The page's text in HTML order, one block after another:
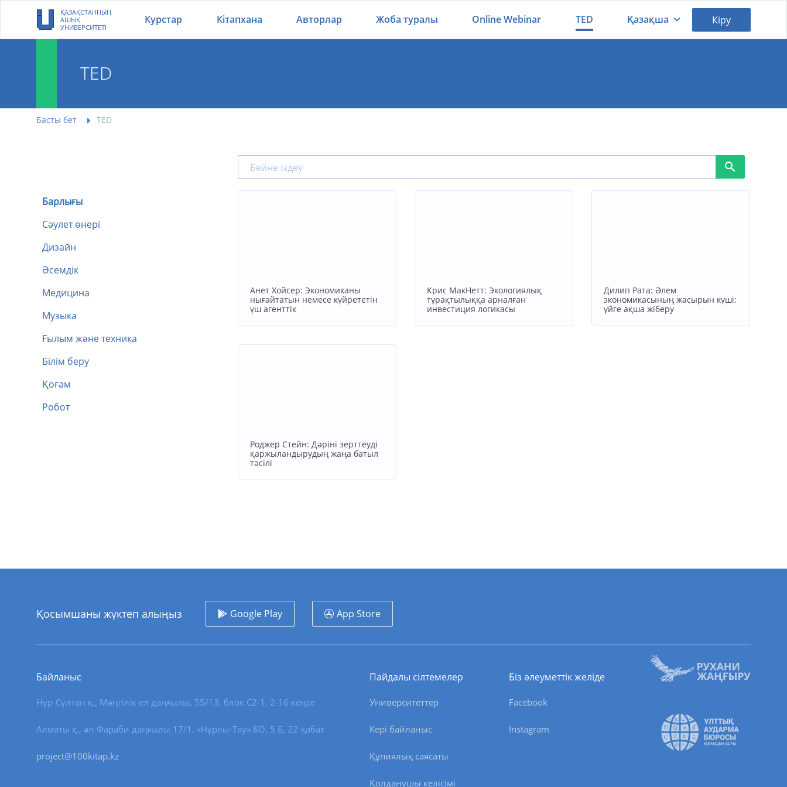
ҚАЗАҚСТАННЫҢ
АШЫҚ
УНИВЕРСИТЕТІ
Курстар Кітапхана Авторлар Жоба туралы Online Webinar TED Қазақша Кіру
TED
Басты бет TED
Барлығы
Сәулет өнері
Дизайн
Әсемдік
Медицина
Музыка
Ғылым және техника
Білім беру
Қоғам
Робот
Анет Хойсер: Экономиканы
нығайтатын немесе күйрететін
үш агенттік
Крис МакНетт: Экологиялық
тұрақтылыққа арналған
инвестиция логикасы
Дилип Рата: Әлем
экономикасының жасырын күші:
үйге ақша жіберу
Роджер Стейн: Дәріні зерттеуді
қаржыландырудың жаңа батыл
тәсілі
Қосымшаны жүктеп алыңыз Google Play App Store
Байланыс
Нұр-Сұлтан қ., Мәңгілік ел даңғылы, 55/13, блок С2-1, 2-16 кеңсе
Алматы қ., әл-Фараби даңғылы 17/1, «Нұрлы-Тау» БО, 5 Б, 22-қабат
project@100kitap.kz
Пайдалы сілтемелер
Университеттер
Кері байланыс
Құпиялық саясаты
Қолданушы келісімі
Біз әлеуметтік желіде
Facebook
Instagram